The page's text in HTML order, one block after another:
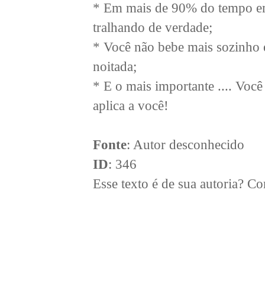
* Em mais de 90% do tempo
tralhando de verdade;
* Você não bebe mais sozinho
noitada;
* E o mais importante ....
aplica a você!
Fonte: Autor desconhecido
ID: 346
Esse texto é de sua autoria?